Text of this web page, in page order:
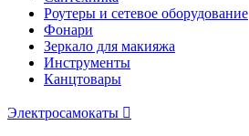
Роутеры и сетевое оборудование
Фонари
Зеркало для макияжа
Инструменты
Канцтовары
Электросамокаты